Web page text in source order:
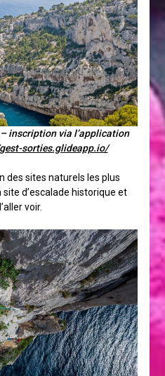
inscription via l’application
sorties.glideapp.io/
des sites naturels les plus
d’escalade historique et
voir.